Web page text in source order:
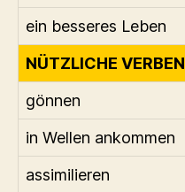
ein besseres Leben
NÜTZLICHE VERBEN
gönnen
in Wellen ankommen
assimilieren